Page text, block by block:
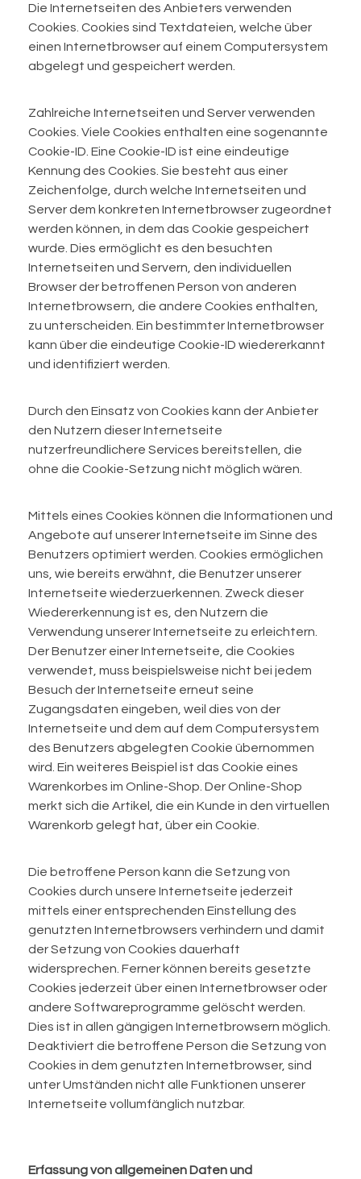
Die Internetseiten des Anbieters verwenden
Cookies. Cookies sind Textdateien, welche über
einen Internetbrowser auf einem Computersystem
abgelegt und gespeichert werden.
Zahlreiche Internetseiten und Server verwenden
Cookies. Viele Cookies enthalten eine sogenannte
Cookie-ID. Eine Cookie-ID ist eine eindeutige
Kennung des Cookies. Sie besteht aus einer
Zeichenfolge, durch welche Internetseiten und
Server dem konkreten Internetbrowser zugeordnet
werden können, in dem das Cookie gespeichert
wurde. Dies ermöglicht es den besuchten
Internetseiten und Servern, den individuellen
Browser der betroffenen Person von anderen
Internetbrowsern, die andere Cookies enthalten,
zu unterscheiden. Ein bestimmter Internetbrowser
kann über die eindeutige Cookie-ID wiedererkannt
und identifiziert werden.
Durch den Einsatz von Cookies kann der Anbieter
den Nutzern dieser Internetseite
nutzerfreundlichere Services bereitstellen, die
ohne die Cookie-Setzung nicht möglich wären.
Mittels eines Cookies können die Informationen und
Angebote auf unserer Internetseite im Sinne des
Benutzers optimiert werden. Cookies ermöglichen
uns, wie bereits erwähnt, die Benutzer unserer
Internetseite wiederzuerkennen. Zweck dieser
Wiedererkennung ist es, den Nutzern die
Verwendung unserer Internetseite zu erleichtern.
Der Benutzer einer Internetseite, die Cookies
verwendet, muss beispielsweise nicht bei jedem
Besuch der Internetseite erneut seine
Zugangsdaten eingeben, weil dies von der
Internetseite und dem auf dem Computersystem
des Benutzers abgelegten Cookie übernommen
wird. Ein weiteres Beispiel ist das Cookie eines
Warenkorbes im Online-Shop. Der Online-Shop
merkt sich die Artikel, die ein Kunde in den virtuellen
Warenkorb gelegt hat, über ein Cookie.
Die betroffene Person kann die Setzung von
Cookies durch unsere Internetseite jederzeit
mittels einer entsprechenden Einstellung des
genutzten Internetbrowsers verhindern und damit
der Setzung von Cookies dauerhaft
widersprechen. Ferner können bereits gesetzte
Cookies jederzeit über einen Internetbrowser oder
andere Softwareprogramme gelöscht werden.
Dies ist in allen gängigen Internetbrowsern möglich.
Deaktiviert die betroffene Person die Setzung von
Cookies in dem genutzten Internetbrowser, sind
unter Umständen nicht alle Funktionen unserer
Internetseite vollumfänglich nutzbar.
Erfassung von allgemeinen Daten und